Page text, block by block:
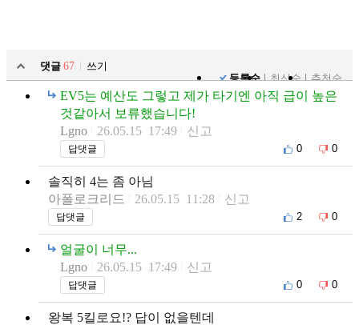
댓글 67
쓰기
등록순
최신순 추천순
EV5는 예산도 그렇고 제가 타기엔 아직 급이 높은
것같아서 보류했습니다!
Lgno
26.05.15 17:49 신고
답댓글 0 0
솔직히 4는 좀 아님
아폴로크리드
26.05.15 11:28 신고
답댓글 2 0
얼굴이 너무...
Lgno
26.05.15 17:49 신고
답댓글 0 0
왕복 5킬로요!? 답이 없을텐데